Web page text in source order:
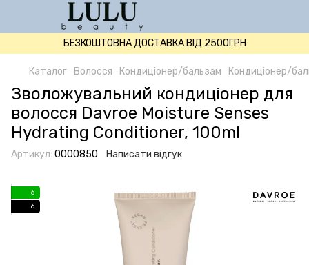
БЕЗКОШТОВНА ДОСТАВКА ВІД 2500ГРН
Каталог Волосся Кондиціонер/бальзам Кондиціонер/
Зволожувальний кондиціонер для
волосся Davroe Moisture Senses
Hydrating Conditioner, 100ml
Артикул: 0000850 Написати відгук
6
6